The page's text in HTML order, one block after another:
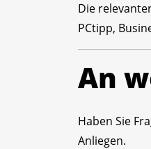
Die
PCtipp,
An
Haben Sie
Anliegen.